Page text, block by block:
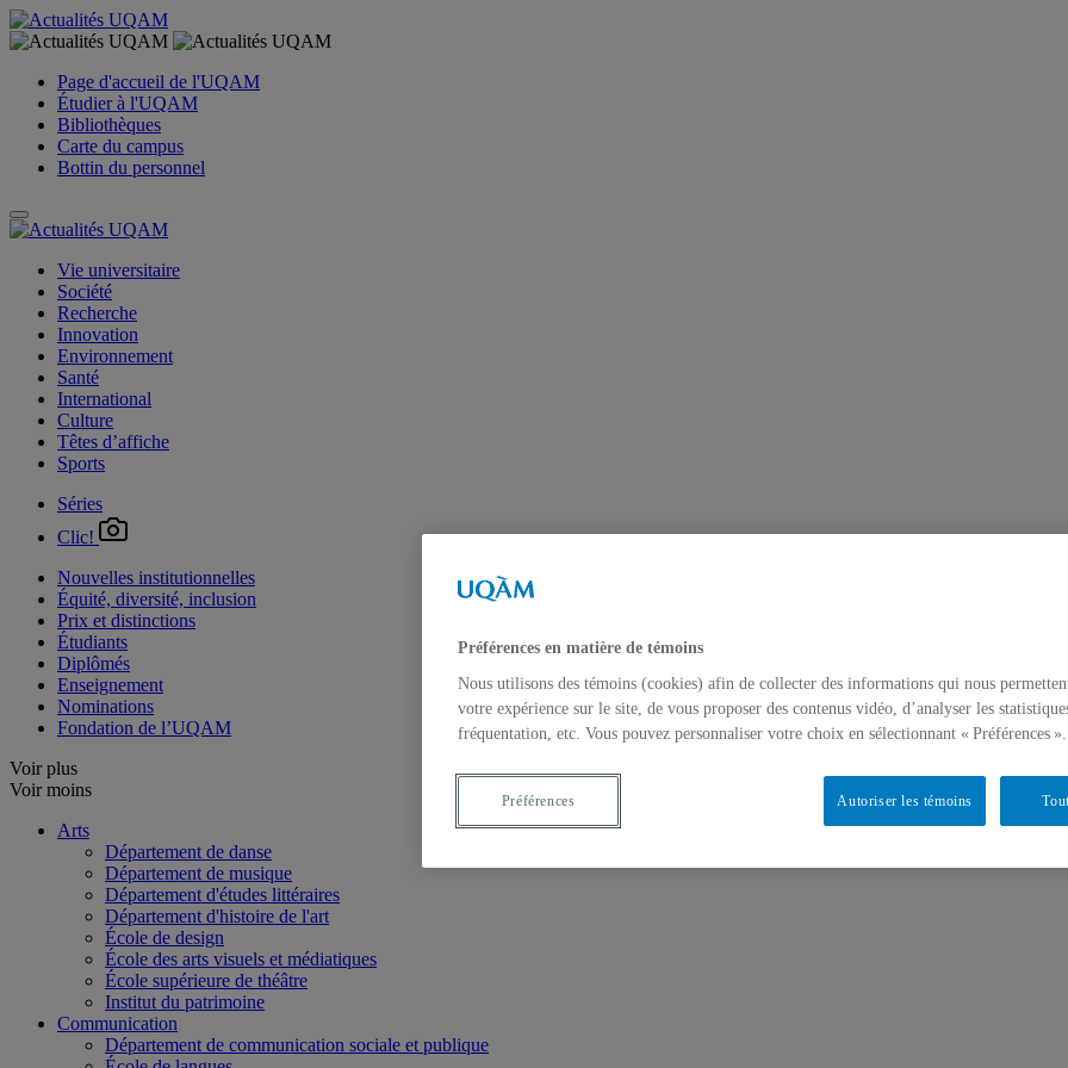
Page d'accueil de l'UQAM
Étudier à l'UQAM
Bibliothèques
Carte du campus
Bottin du personnel
Vie universitaire
Société
Recherche
Innovation
Environnement
Santé
International
Culture
Têtes d’affiche
Sports
Séries
Clic!
Nouvelles institutionnelles
Équité, diversité, inclusion
Prix et distinctions
Étudiants
Diplômés
Enseignement
Nominations
Fondation de l’UQAM
Voir plus
Voir moins
Arts
Département de danse
Département de musique
Département d'études littéraires
Département d'histoire de l'art
École de design
École des arts visuels et médiatiques
École supérieure de théâtre
Institut du patrimoine
Communication
Département de communication sociale et publique
Préférences en matière de témoins
Nous utilisons des témoins (cookies) afin de collecter des informations qui nous
votre expérience sur le site, de vous proposer des contenus vidéo, d’analyser les
fréquentation, etc. Vous pouvez personnaliser votre choix en sélectionnant « Préférences ».
Autoriser les témoins
Préférences